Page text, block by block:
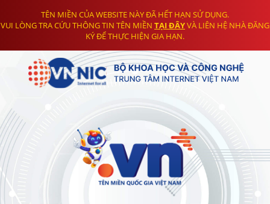
TÊN MIỀN CỦA WEBSITE NÀY ĐÃ HẾT HẠN SỬ DỤNG.
VUI LÒNG TRA CỨU THÔNG TIN TÊN MIỀN TẠI ĐÂYVÀ LIÊN HỆ NHÀ ĐĂNG
KÝ ĐỂ THỰC HIỆN GIA HẠN.